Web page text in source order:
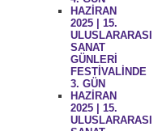
HAZİRAN
2025 | 15.
ULUSLARARASI
SANAT
GÜNLERİ
FESTİVALİNDE
3. GÜN
HAZİRAN
2025 | 15.
ULUSLARARASI